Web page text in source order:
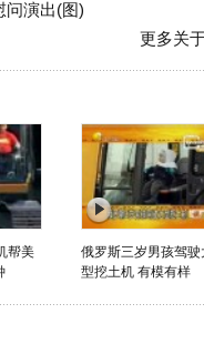
问演出(图)
更多关
帮美
俄罗斯三岁男孩驾驶
型挖土机 有模有样